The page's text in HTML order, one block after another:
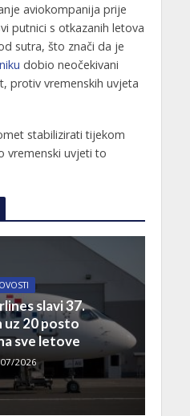
aviokompanija prije
putnici s otkazanih letova
sutra, što znači da je
dobio neočekivani
protiv vremenskih uvjeta
stabilizirati tijekom
vremenski uvjeti to
slavi 37.
uz 20 posto
sve letove
2026